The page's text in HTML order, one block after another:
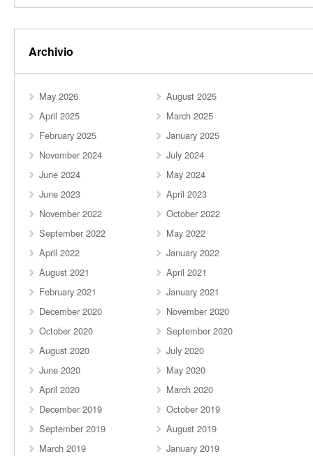
Archivio
May 2026
August 2025
April 2025
March 2025
February 2025
January 2025
November 2024
July 2024
June 2024
May 2024
June 2023
April 2023
November 2022
October 2022
September 2022
May 2022
April 2022
January 2022
August 2021
April 2021
February 2021
January 2021
December 2020
November 2020
October 2020
September 2020
August 2020
July 2020
June 2020
May 2020
April 2020
March 2020
December 2019
October 2019
September 2019
August 2019
March 2019
January 2019